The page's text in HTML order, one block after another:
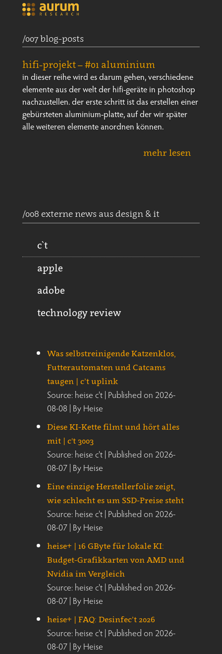
/007 blog-posts
hifi-projekt – #01 aluminium
in dieser reihe wird es darum gehen, verschiedene
elemente aus der welt der hifi-geräte in photoshop
nachzustellen. der erste schritt ist das erstellen einer
gebürsteten aluminium-platte, auf der wir später
alle weiteren elemente anordnen können.
mehr lesen
/008 externe news aus design & it
c`t
apple
adobe
technology review
Was selbstreinigende Katzenklos,
Futterautomaten und Catcams
taugen | c’t uplink
Source: heise c't Published on 2026-
08-08 By Heise
Diese KI-Kette filmt und hört alles
mit | c't 3003
Source: heise c't Published on 2026-
08-07 By Heise
Eine einzige Herstellerfolie zeigt,
wie schlecht es um SSD-Preise steht
Source: heise c't Published on 2026-
08-07 By Heise
heise+ | 16 GByte für lokale KI:
Budget-Grafikkarten von AMD und
Nvidia im Vergleich
Source: heise c't Published on 2026-
08-07 By Heise
heise+ | FAQ: Desinfec’t 2026
Source: heise c't Published on 2026-
08-07 By Heise